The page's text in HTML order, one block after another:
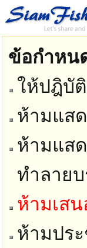
ข้อกำหน
ให้ปฎิบั
ห้ามแส
ห้ามแส
ทำลาย
ห้ามเส
ห้ามปร